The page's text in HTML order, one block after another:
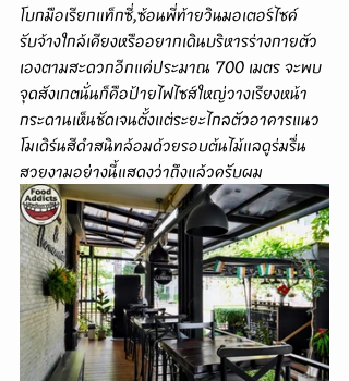
โบกมือเรียกแท็กซี่,ซ้อนพี่ท้ายวินมอเตอร์ไซค์
รับจ้างใกล้เคียงหรืออยากเดินบริหารร่างกายตัว
เองตามสะดวกอีกแค่ประมาณ 700 เมตร จะพบ
จุดสังเกตนั่นก็คือป้ายไฟไซส์ใหญ่วางเรียงหน้า
กระดานเห็นชัดเจนตั้งแต่ระยะไกลตัวอาคารแนว
โมเดิร์นสีดำสนิทล้อมด้วยรอบต้นไม้แลดูร่มรื่น
สวยงามอย่างนี้แสดงว่าถึงแล้วครับผม